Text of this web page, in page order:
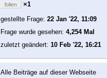
folien
×1
gestellte Frage: 22 Jan '22, 11:09
Frage wurde gesehen: 4,254 Mal
zuletzt geändert: 10 Feb '22, 16:21
Alle Beiträge auf dieser Webseite